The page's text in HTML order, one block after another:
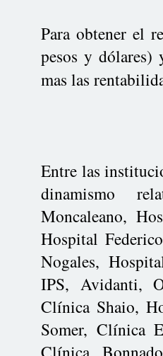
Para obtener el
pesos y dólares)
mas las
Entre las
dinamismo
Moncaleano,
Hospital
Nogales,
IPS, Avidanti,
Clínica Shaio,
Somer, Clínica